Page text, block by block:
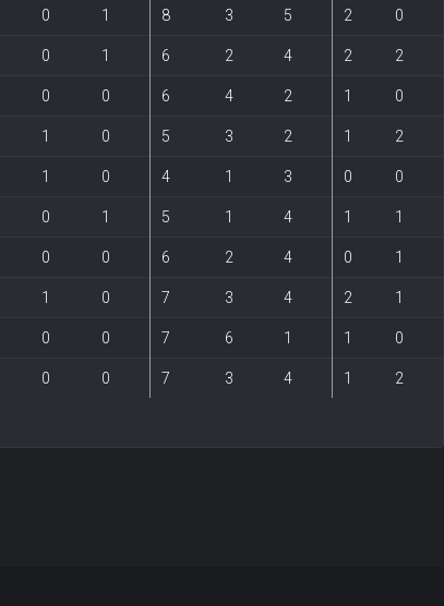
0 1 8 3 5 2 0
0 1 6 2 4 2 2
0 0 6 4 2 1 0
1 0 5 3 2 1 2
1 0 4 1 3 0 0
0 1 5 1 4 1 1
0 0 6 2 4 0 1
1 0 7 3 4 2 1
0 0 7 6 1 1 0
0 0 7 3 4 1 2